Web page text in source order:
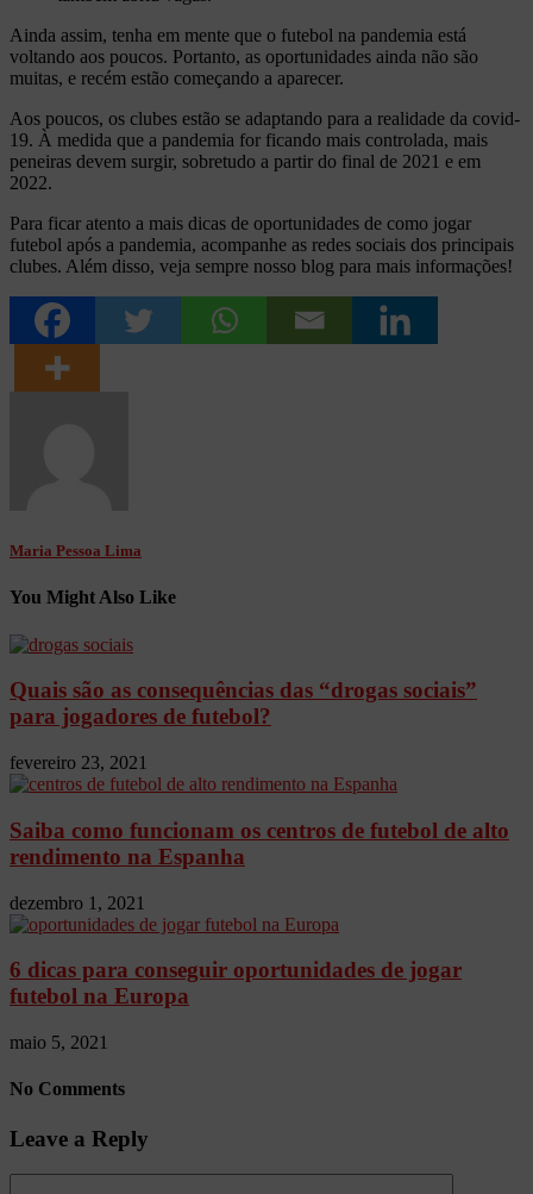
Ainda assim, tenha em mente que o futebol na pandemia está
voltando aos poucos. Portanto, as oportunidades ainda não são
muitas, e recém estão começando a aparecer.
Aos poucos, os clubes estão se adaptando para a realidade da covid-
19. À medida que a pandemia for ficando mais controlada, mais
peneiras devem surgir, sobretudo a partir do final de 2021 e em
2022.
Para ficar atento a mais dicas de oportunidades de como jogar
futebol após a pandemia, acompanhe as redes sociais dos principais
clubes. Além disso, veja sempre nosso blog para mais informações!
Maria Pessoa Lima
You Might Also Like
Quais são as consequências das “drogas sociais”
para jogadores de futebol?
fevereiro 23, 2021
Saiba como funcionam os centros de futebol de alto
rendimento na Espanha
dezembro 1, 2021
6 dicas para conseguir oportunidades de jogar
futebol na Europa
maio 5, 2021
No Comments
Leave a Reply